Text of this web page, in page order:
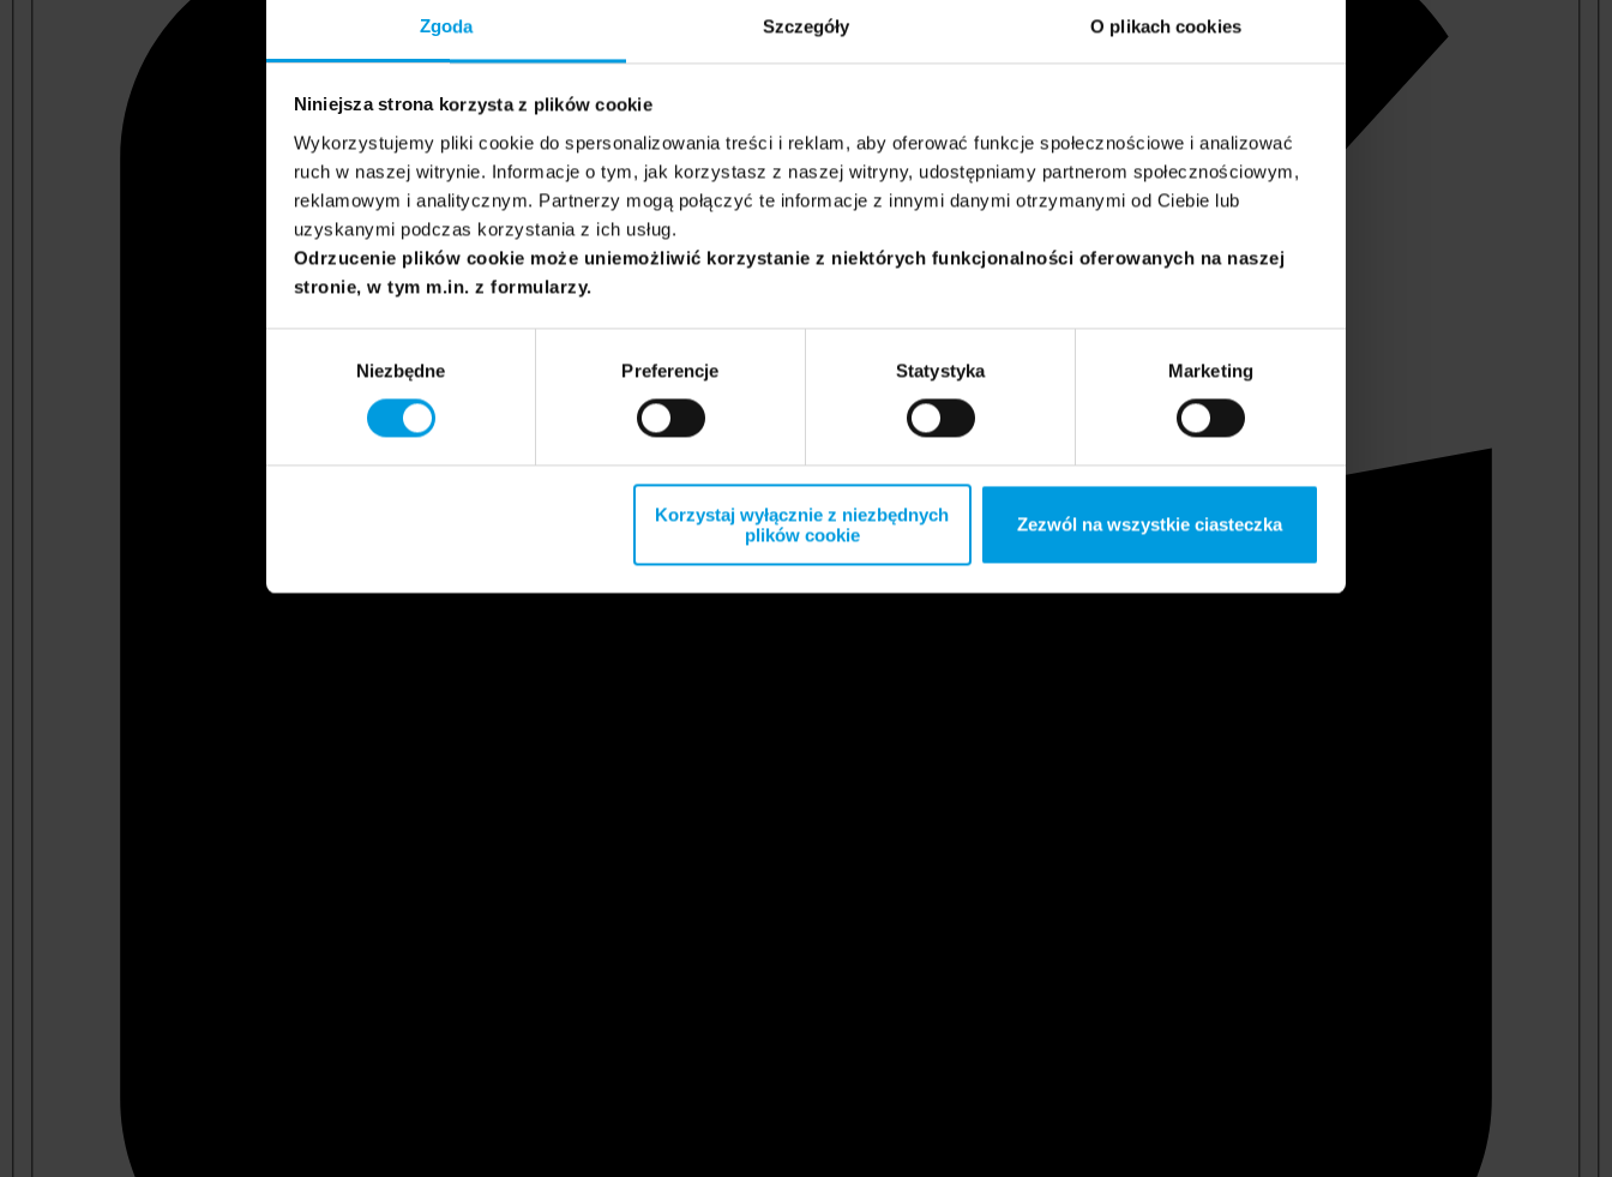
Zgoda Szczegóły O plikach cookies
Niniejsza strona korzysta z plików cookie
Wykorzystujemy pliki cookie do spersonalizowania treści i reklam, aby oferować funkcje społecznościowe i analizować
ruch w naszej witrynie. Informacje o tym, jak korzystasz z naszej witryny, udostępniamy partnerom społecznościowym,
reklamowym i analitycznym. Partnerzy mogą połączyć te informacje z innymi danymi otrzymanymi od Ciebie lub
uzyskanymi podczas korzystania z ich usług.
Odrzucenie plików cookie może uniemożliwić korzystanie z niektórych funkcjonalności oferowanych na naszej
stronie, w tym m.in. z formularzy.
Niezbędne Preferencje Statystyka Marketing
Korzystaj wyłącznie z niezbędnych
plików cookie
Zezwól na wszystkie ciasteczka